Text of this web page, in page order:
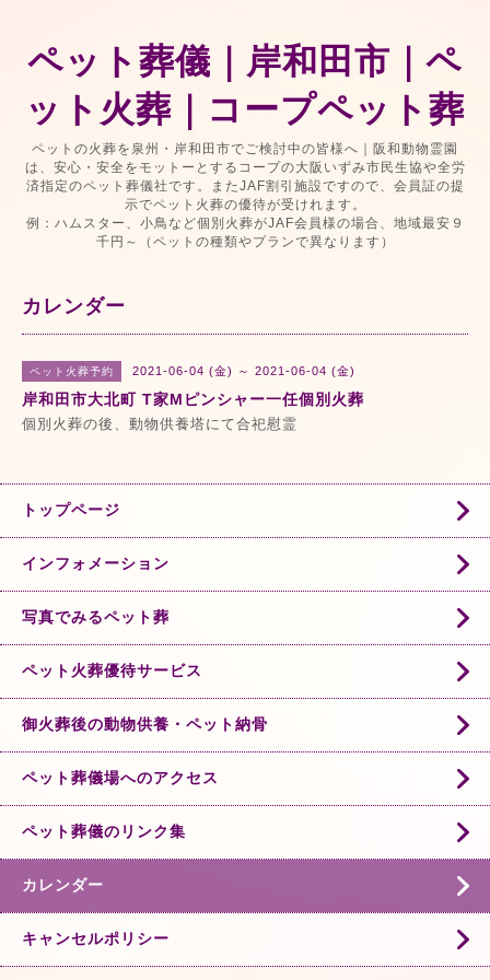
ペット葬儀｜岸和田市｜ペ
ット火葬｜コープペット葬
ペットの火葬を泉州・岸和田市でご検討中の皆様へ｜阪和動物霊園
は、安心・安全をモットーとするコープの大阪いずみ市民生協や全労
済指定のペット葬儀社です。またJAF割引施設ですので、会員証の提
示でペット火葬の優待が受けれます。
例：ハムスター、小鳥など個別火葬がJAF会員様の場合、地域最安９
千円～（ペットの種類やプランで異なります）
カレンダー
ペット火葬予約 2021-06-04 (金) ～ 2021-06-04 (金)
岸和田市大北町 T家Mピンシャー一任個別火葬
個別火葬の後、動物供養塔にて合祀慰霊
トップページ
インフォメーション
写真でみるペット葬
ペット火葬優待サービス
御火葬後の動物供養・ペット納骨
ペット葬儀場へのアクセス
ペット葬儀のリンク集
カレンダー
キャンセルポリシー